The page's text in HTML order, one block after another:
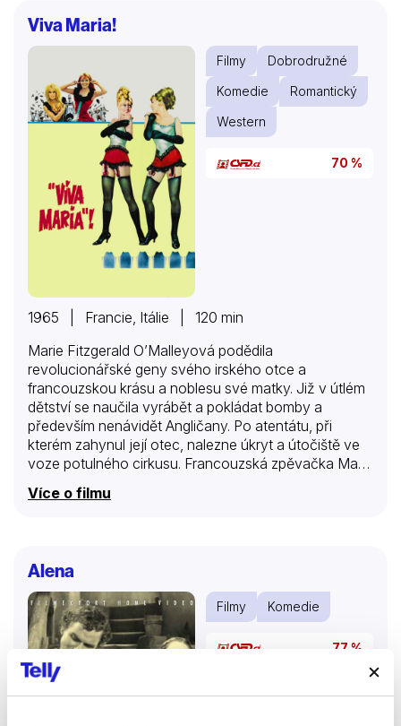
Viva Maria!
Filmy
Dobrodružné
Komedie
Romantický
Western
70 %
1965 | Francie, Itálie | 120 min
Marie Fitzgerald O’Malleyová podědila
revolucionářské geny svého irského otce a
francouzskou krásu a noblesu své matky. Již v útlém
dětství se naučila vyrábět a pokládat bomby a
především nenávidět Angličany. Po atentátu, při
kterém zahynul její otec, nalezne úkryt a útočiště ve
voze potulného cirkusu. Francouzská zpěvačka Marie
scénu. Více než francouzské kuplety obou zpěvaček
Více o filmu
Alena
Filmy Komedie
77 %